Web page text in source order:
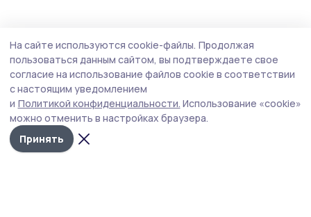
На сайте используются cookie-файлы. Продолжая
пользоваться данным сайтом, вы подтверждаете свое
согласие на использование файлов cookie в соответствии
с настоящим уведомлением
и Политикой конфиденциальности. Использование «cookie»
можно отменить в настройках браузера.
Принять